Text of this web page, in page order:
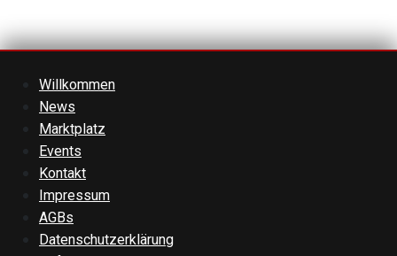
Willkommen
News
Marktplatz
Events
Kontakt
Impressum
AGBs
Datenschutzerklärung